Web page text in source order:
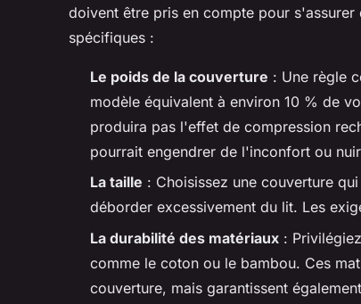
doivent être pris en compte pour
spécifiques :
Le poids de la couverture : Une règle
modèle équivalent à environ 10 % de
produira pas l'effet de compression
pourrait engendrer de l'inconfort ou
La taille : Choisissez une couverture
déborder excessivement du lit. Les
La durabilité des matériaux :
comme le coton ou le bambou. Ces
couverture, mais garantissent